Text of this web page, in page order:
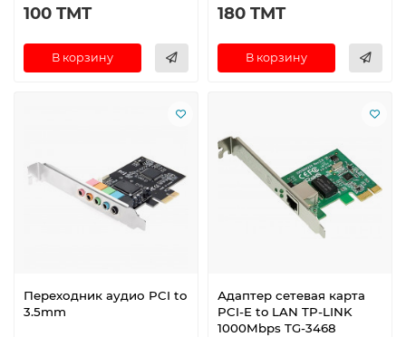
100 TMT
В корзину
180 TMT
В корзину
Переходник аудио PCI to
3.5mm
Адаптер сетевая карта
PCI-E to LAN TP-LINK
1000Mbps TG-3468